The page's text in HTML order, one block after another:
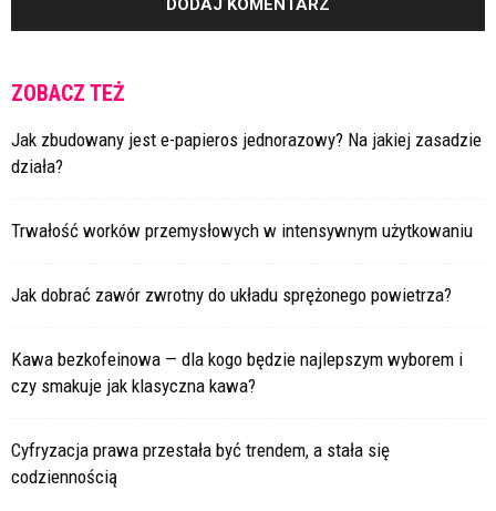
ZOBACZ TEŻ
Jak zbudowany jest e-papieros jednorazowy? Na jakiej zasadzie
działa?
Trwałość worków przemysłowych w intensywnym użytkowaniu
Jak dobrać zawór zwrotny do układu sprężonego powietrza?
Kawa bezkofeinowa — dla kogo będzie najlepszym wyborem i
czy smakuje jak klasyczna kawa?
Cyfryzacja prawa przestała być trendem, a stała się
codziennością